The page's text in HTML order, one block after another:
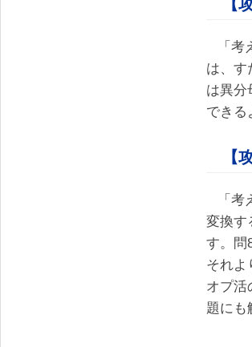
【
「
は、す
は異分
できる
【
「
変換す
す。問
それよ
オプ活
題にも